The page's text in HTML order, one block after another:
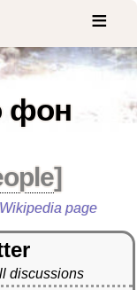
фон
]
Wikipedia page
discussions